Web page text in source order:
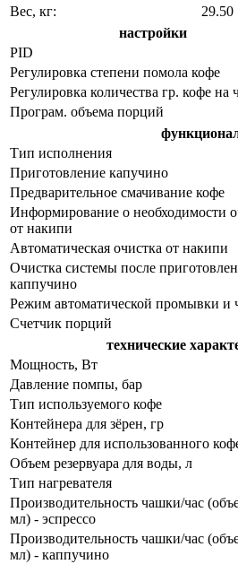
Вес, кг:
29.50
настройки
PID
Регулировка степени помола кофе
Регулировка количества гр. кофе на
Програм. объема порций
Тип исполнения
Приготовление капучино
Предварительное смачивание кофе
Информирование о необходимости
от накипи
Автоматическая очистка от накипи
Очистка системы после
каппучино
Режим автоматической промывки и
Счетчик порций
технические
Мощность, Вт
Давление помпы, бар
Тип используемого кофе
Контейнера для зёрен, гр
Контейнер для использованного
Объем резервуара для воды, л
Тип нагревателя
Производительность чашки/час
мл) - эспрессо
Производительность чашки/час
мл) - каппучино